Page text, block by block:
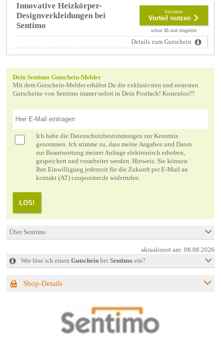
Innovative Heizkörper-
Designverkleidungen bei
Sentimo
Sentimo
Vorteil nutzen
schon 35mal eingelöst
Details zum Gutschein
Dein Sentimo Gutschein-Melder
Mit dem Gutschein-Melder erhältst Du die exklusivsten und neuesten
Gutscheine von Sentimo immer sofort in Dein Postfach! Kostenlos!!!
Ich habe die Datenschutzbestimmungen zur Kenntnis
genommen. Ich stimme zu, dass meine Angaben und Daten
zur Beantwortung meiner Anfrage elektronisch erhoben,
gespeichert und verarbeitet werden. Hinweis: Sie können
Ihre Einwilligung jederzeit für die Zukunft per E-Mail an
kontakt (AT) couponster.de widerrufen.
LOS!
Über Sentimo
aktualisiert am:08.08.2026
Wie löse ich einen Gutscheinbei Sentimo ein?
Shop-Details